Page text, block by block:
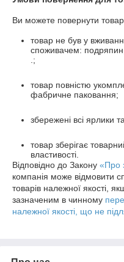
Ви можете повернути
товар не був у
споживачем:
.;
товар повністю
фабричне паковання;
збережені всі ярлики
товар зберігає
властивості.
Відповідно до Закону «Про
компанія може відмовити
товарів належної якості,
зазначеним в чинному
належної якості, що не